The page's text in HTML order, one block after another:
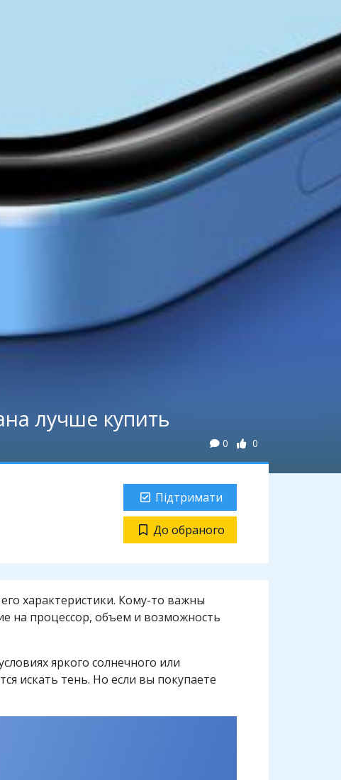
лучше купить
0 0
Підтримати
До обраного
характеристики. Кому-то важны
на процессор, объем и возможность
яркого солнечного или
искать тень. Но если вы покупаете